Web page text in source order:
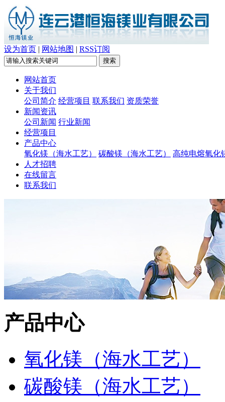
设为首页 | 网站地图 | RSS订阅
网站首页
关于我们
公司简介 经营项目 联系我们 资质荣誉
新闻资讯
公司新闻 行业新闻
经营项目
产品中心
氧化镁（海水工艺）
碳酸镁（海水工艺）
高纯电熔氧化
人才招聘
在线留言
联系我们
产品中心
氧化镁（海水工艺）
碳酸镁（海水工艺）